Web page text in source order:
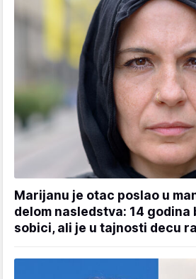
Marijanu je otac poslao u
delom nasledstva: 14 godina
sobici, ali je u tajnosti decu